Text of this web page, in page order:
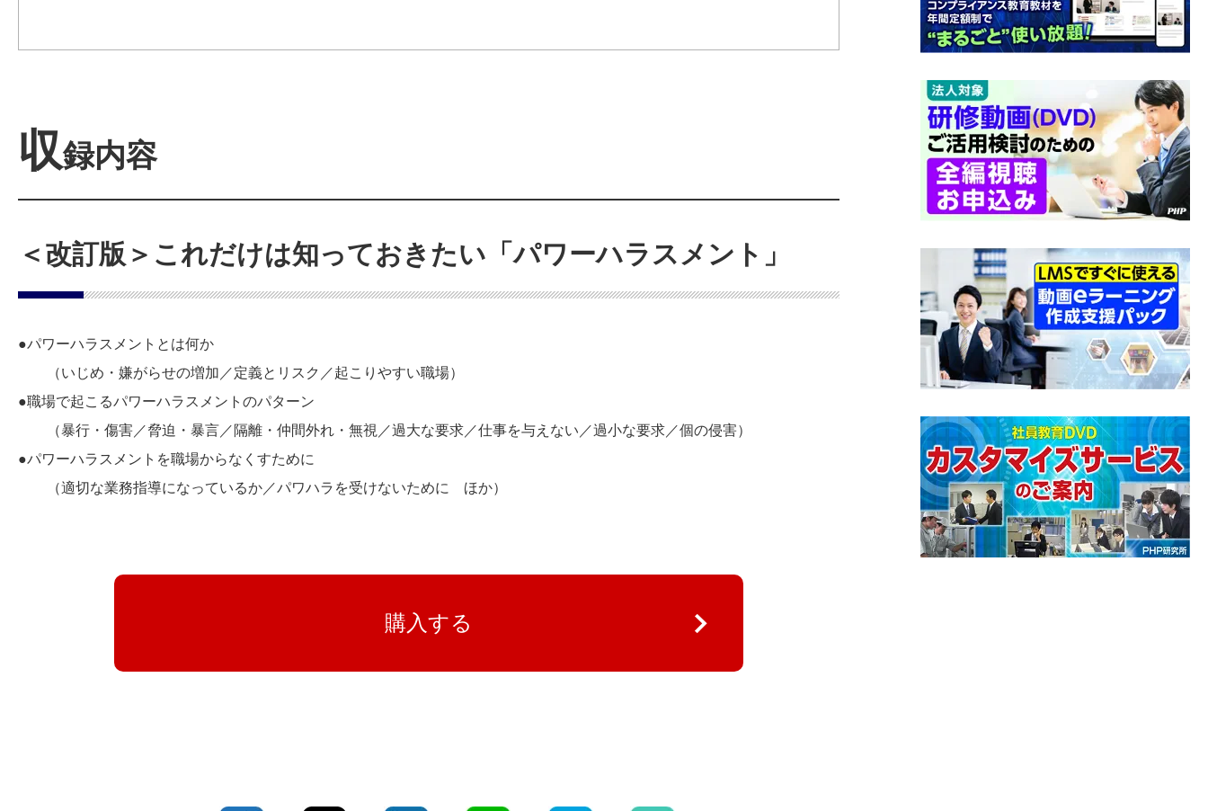
収録内容
＜改訂版＞これだけは知っておきたい「パワーハラスメント」
●パワーハラスメントとは何か
（いじめ・嫌がらせの増加／定義とリスク／起こりやすい職場）
●職場で起こるパワーハラスメントのパターン
（暴行・傷害／脅迫・暴言／隔離・仲間外れ・無視／過大な要求／仕事を与えない／過小な要求／個の侵害）
●パワーハラスメントを職場からなくすために
（適切な業務指導になっているか／パワハラを受けないために ほか）
購入する